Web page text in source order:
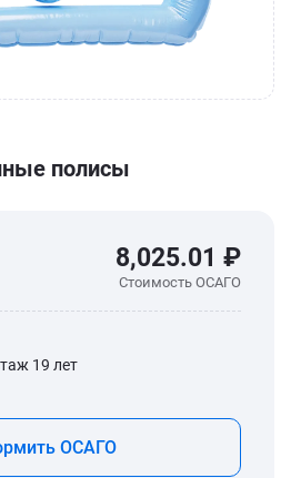
полисы
8,025.01 ₽
Стоимость ОСАГО
19 лет
ОСАГО